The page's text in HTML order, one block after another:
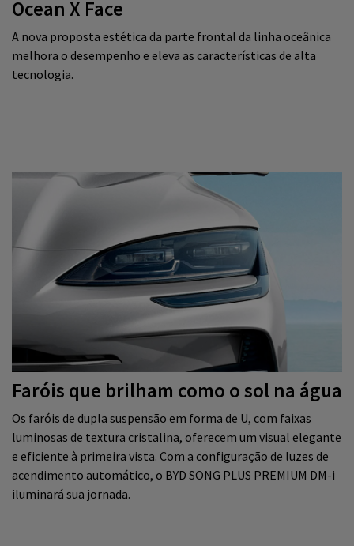
Ocean X Face
A nova proposta estética da parte frontal da linha oceânica
melhora o desempenho e eleva as características de alta
tecnologia.
Faróis que brilham como o sol na água
Os faróis de dupla suspensão em forma de U, com faixas
luminosas de textura cristalina, oferecem um visual elegante
e eficiente à primeira vista. Com a configuração de luzes de
acendimento automático, o BYD SONG PLUS PREMIUM DM-i
iluminará sua jornada.